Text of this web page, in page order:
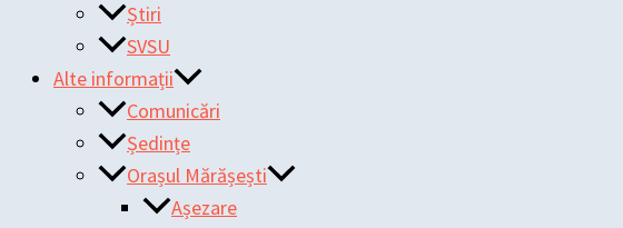
Știri
SVSU
Alte informații
Comunicări
Ședințe
Orașul Mărășești
Așezare